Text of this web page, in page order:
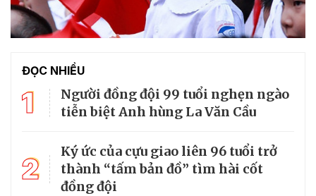
ĐỌC NHIỀU
1
Người đồng đội 99 tuổi nghẹn ngào
tiễn biệt Anh hùng La Văn Cầu
2
Ký ức của cựu giao liên 96 tuổi trở
thành “tấm bản đồ” tìm hài cốt
đồng đội